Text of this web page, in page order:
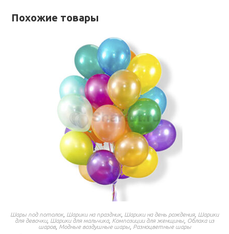
Похожие товары
Шары под потолок, Шарики на праздник, Шарики на день рождения, Шарики
для девочки, Шарики для мальчика, Композиции для женщины Облака из
шаров, Модные воздушные шары, Разноцветные шары